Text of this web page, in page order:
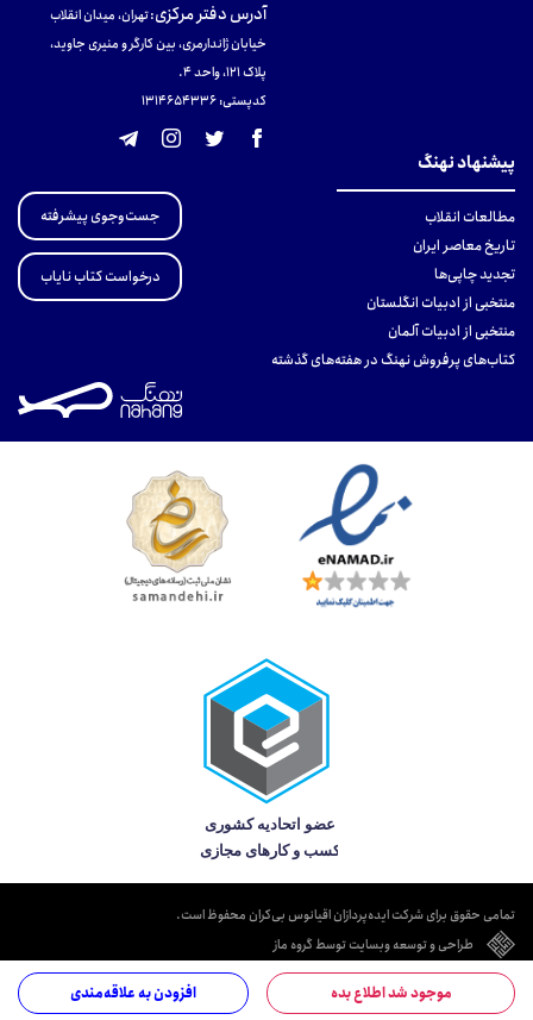
موجود شد اطلاع بده افزودن به علاقه‌مندی
آدرس دفتر مرکزی:تهران، میدان انقلاب
خیابان ژاندارمری، بین کارگر و منیری جاوید،
پلاک 121، واحد ۴.
کدپستی: 131465433۶
پیشنهاد نهنگ
مطالعات انقلاب
تاریخ معاصر ایران
تجدید چاپی‌ها
منتخبی از ادبیات انگلستان
منتخبی از ادبیات آلمان
کتاب‌های پرفروش نهنگ در هفته‌های گذشته
جست‌وجوی پیشرفته
درخواست کتاب نایاب
تمامی حقوق برای شرکت ایده‌پردازان اقیانوس بی‌کران محفوظ است.
طراحی و توسعه وبسایت توسط گروه ماز